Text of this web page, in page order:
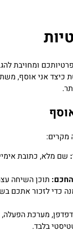
ומחויבת
כיצד אני אוסף,
מקרים:
שם מלא, כתובת
תוכן השיחה
כדי לזכור אתכם
בלבד.